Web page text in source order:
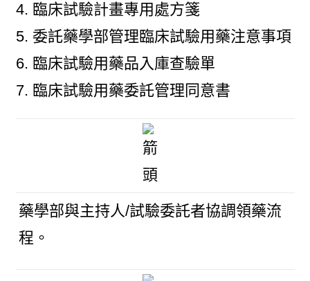
臨床試驗計畫專用處方箋
委託藥學部管理臨床試驗用藥注意事項
臨床試驗用藥品入庫查驗單
臨床試驗用藥委託管理同意書
藥學部與主持人/試驗委託者協調領藥流
程。